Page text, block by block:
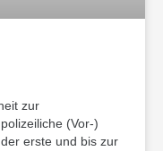
zur
(Vor-)
erste und bis zur